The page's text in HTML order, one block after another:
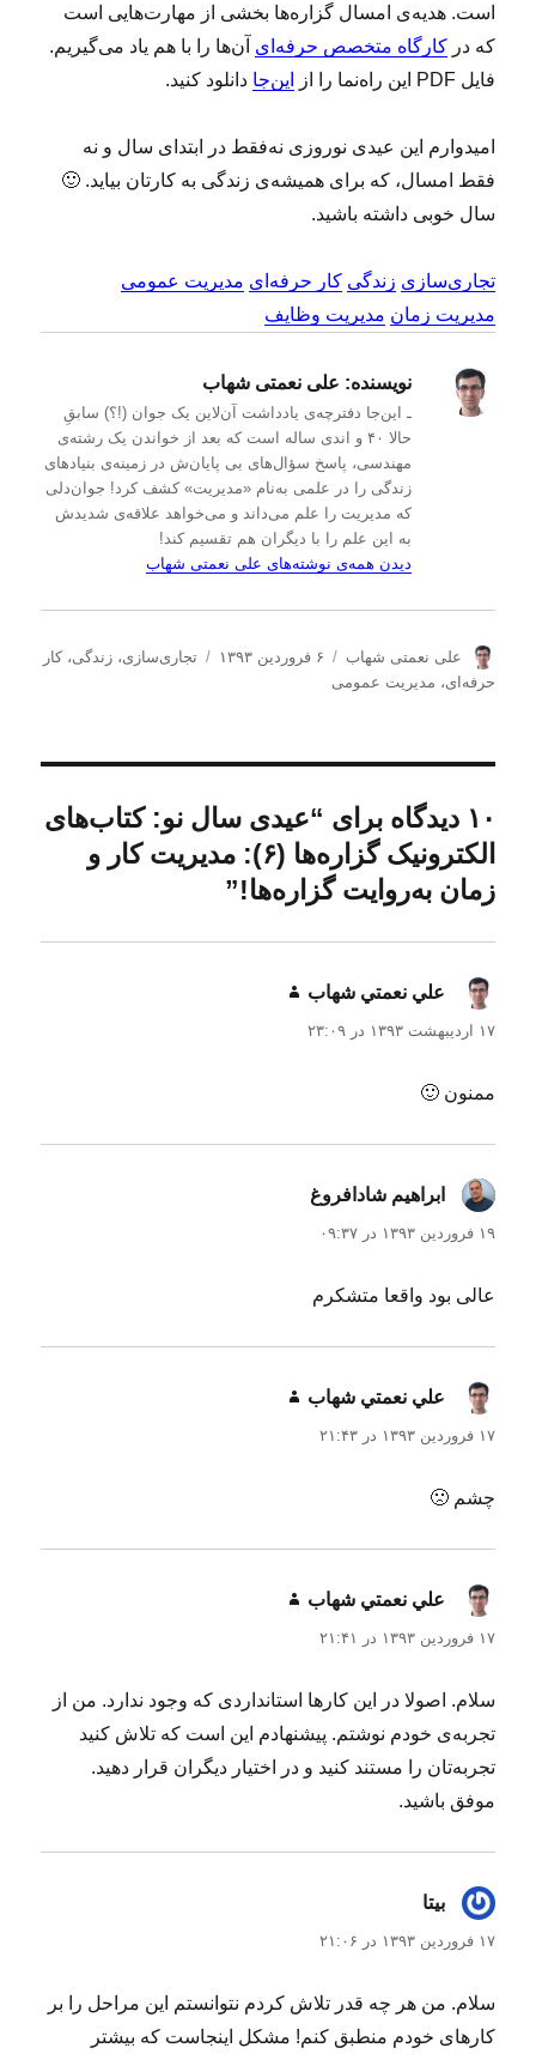
است. هدیه‌ی امسال گزاره‌ها بخشی از مهارت‌هایی است
که درکارگاه متخصص حرفه‌ای آن‌ها را با هم یاد می‌گیریم.
فایل PDF این راه‌نما را از
این‌جا دانلود کنید.
امیدوارم این عیدی نوروزی نه‌فقط در ابتدای سال و نه
فقط امسال، که برای همیشه‌ی زندگی به کارتان بیاید. 🙂
سال خوبی داشته باشید.
تجاری‌سازی زندگی کار حرفه‌ای مدیریت عمومی
مدیریت زمان مدیریت وظایف
نویسنده: علی نعمتی شهاب
ـ این‌جا دفترچه‌ی یادداشت‌ آن‌لاین یک جوان (!؟) سابقِ
حالا ۴۰ و اندی ساله است که بعد از خواندن یک رشته‌ی
مهندسی، پاسخ سؤال‌های بی پایان‌ش در زمینه‌ی بنیادهای
زندگی را در علمی به‌نام «مدیریت» کشف کرد! جوان‌دلی
که مدیریت را علم می‌داند و می‌خواهد علاقه‌ی شدیدش
به این علم را با دیگران هم تقسیم کند!
دیدن همه‌ی نوشته‌های علی نعمتی شهاب
ن
و
علی نعمتی شهاب
ا
د
د
ر
۶ فروردین ۱۳۹۳
د
تجاری‌سازی،زندگی،کار
حرفه‌ای، مدیریت عمومی
۱۰ دیدگاه برای “عیدی سال نو: کتاب‌های
الکترونیک گزاره‌ها (۶): مدیریت کار و
زمان به‌روایت گزاره‌ها!”
علي نعمتي شهاب
۱۷ اردیبهشت ۱۳۹۳ در ۲۳:۰۹
ممنون 🙂
ابراهیم شادافروغ
۱۹ فروردین ۱۳۹۳ در ۰۹:۳۷
عالی بود واقعا متشکرم
علي نعمتي شهاب
۱۷ فروردین ۱۳۹۳ در ۲۱:۴۳
چشم 🙁
علي نعمتي شهاب
۱۷ فروردین ۱۳۹۳ در ۲۱:۴۱
سلام. اصولا در این کارها استانداردی که وجود ندارد. من از
تجربه‌ی خودم نوشتم. پیشنهادم این است که تلاش کنید
تجربه‌تان را مستند کنید و در اختیار دیگران قرار دهید.
موفق باشید.
بیتا
۱۷ فروردین ۱۳۹۳ در ۲۱:۰۶
سلام. من هر چه قدر تلاش کردم نتوانستم این مراحل را بر
کارهای خودم منطبق کنم! مشکل اینجاست که بیشتر